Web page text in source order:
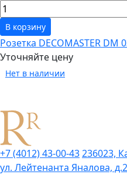
В корзину
Розетка DECOMASTER DM
Уточняйте цену
Нет в наличии
+7 (4012) 43-00-43236023,
ул. Лейтенанта Яналова, д.2